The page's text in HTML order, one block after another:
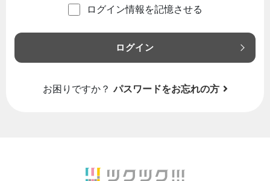
ログイン情報を記憶させる
ログイン
お困りですか？ パスワードをお忘れの方